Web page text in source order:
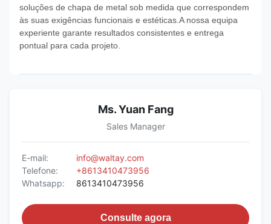
soluções de chapa de metal sob medida que correspondem
às suas exigências funcionais e estéticas.A nossa equipa
experiente garante resultados consistentes e entrega
pontual para cada projeto.
Ms. Yuan Fang
Sales Manager
E-mail:
info@waltay.com
Telefone:
+8613410473956
Whatsapp:
8613410473956
Consulte agora